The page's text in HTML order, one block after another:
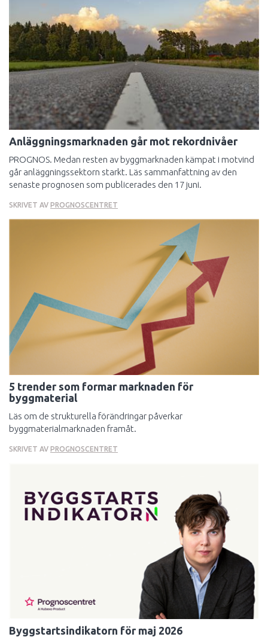
Anläggningsmarknaden går mot rekordnivåer
PROGNOS. Medan resten av byggmarknaden kämpat i motvind
går anläggningssektorn starkt. Läs sammanfattning av den
senaste prognosen som publicerades den 17 juni.
SKRIVET AV PROGNOSCENTRET
5 trender som formar marknaden för
byggmaterial
Läs om de strukturella förändringar påverkar
byggmaterialmarknaden framåt.
SKRIVET AV PROGNOSCENTRET
Byggstartsindikatorn för maj 2026